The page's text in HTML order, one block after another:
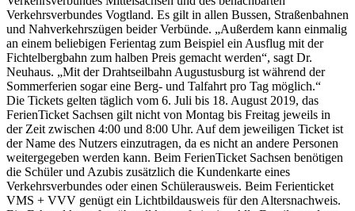
Verkehrsverbundes Vogtland. Es gilt in allen Bussen, Straßenbahnen
und Nahverkehrszügen beider Verbünde. „Außerdem kann einmalig
an einem beliebigen Ferientag zum Beispiel ein Ausflug mit der
Fichtelbergbahn zum halben Preis gemacht werden“, sagt Dr.
Neuhaus. „Mit der Drahtseilbahn Augustusburg ist während der
Sommerferien sogar eine Berg- und Talfahrt pro Tag möglich.“
Die Tickets gelten täglich vom 6. Juli bis 18. August 2019, das
FerienTicket Sachsen gilt nicht von Montag bis Freitag jeweils in
der Zeit zwischen 4:00 und 8:00 Uhr. Auf dem jeweiligen Ticket ist
der Name des Nutzers einzutragen, da es nicht an andere Personen
weitergegeben werden kann. Beim FerienTicket Sachsen benötigen
die Schüler und Azubis zusätzlich die Kundenkarte eines
Verkehrsverbundes oder einen Schülerausweis. Beim Ferienticket
VMS + VVV genügt ein Lichtbildausweis für den Altersnachweis.